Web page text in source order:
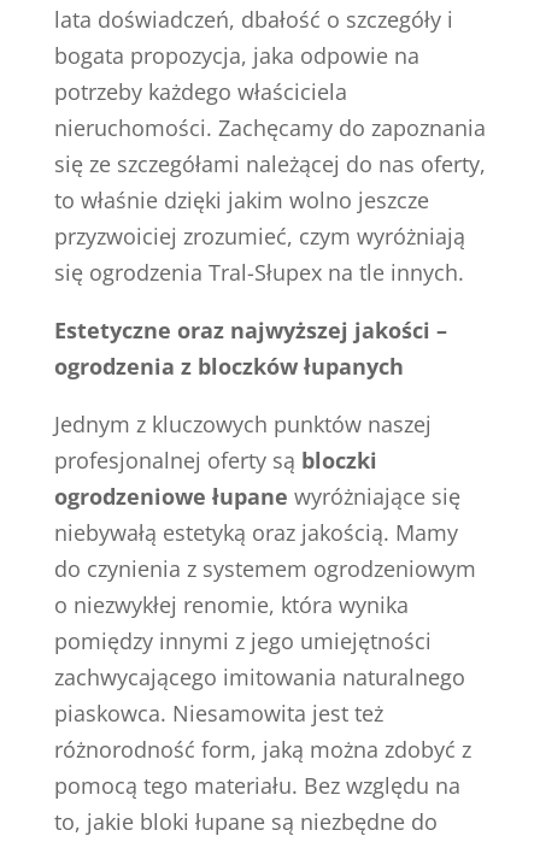
lata doświadczeń, dbałość o szczegóły i
bogata propozycja, jaka odpowie na
potrzeby każdego właściciela
nieruchomości. Zachęcamy do zapoznania
się ze szczegółami należącej do nas oferty,
to właśnie dzięki jakim wolno jeszcze
przyzwoiciej zrozumieć, czym wyróżniają
się ogrodzenia Tral-Słupex na tle innych.
Estetyczne oraz najwyższej jakości –
ogrodzenia z bloczków łupanych
Jednym z kluczowych punktów naszej
profesjonalnej oferty są bloczki
ogrodzeniowe łupane wyróżniające się
niebywałą estetyką oraz jakością. Mamy
do czynienia z systemem ogrodzeniowym
o niezwykłej renomie, która wynika
pomiędzy innymi z jego umiejętności
zachwycającego imitowania naturalnego
piaskowca. Niesamowita jest też
różnorodność form, jaką można zdobyć z
pomocą tego materiału. Bez względu na
to, jakie bloki łupane są niezbędne do